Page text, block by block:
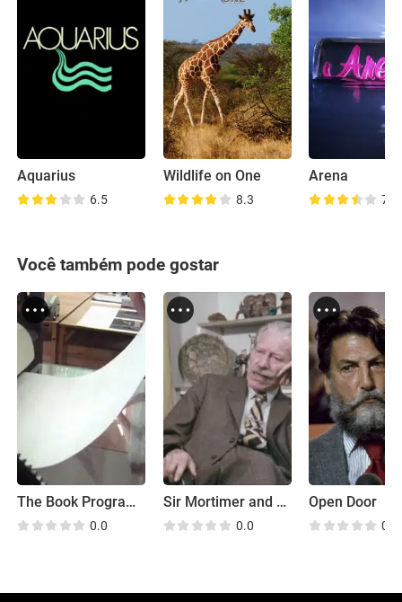
Aquarius
6.5
Wildlife on One
8.3
Arena
7.7
Você também pode gostar
The Book Programme
0.0
Sir Mortimer and Magnus
0.0
Open Door
0.0